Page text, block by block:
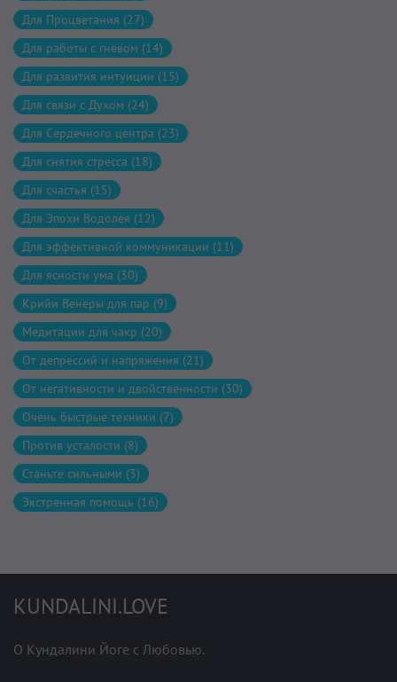
Для Процветания (27)
Для работы с гневом (14)
Для развития интуиции (15)
Для связи с Духом (24)
Для Сердечного центра (23)
Для снятия стресса (18)
Для счастья (15)
Для Эпохи Водолея (12)
Для эффективной коммуникации (11)
Для ясности ума (30)
Крийи Венеры для пар (9)
Медитации для чакр (20)
От депрессий и напряжения (21)
От негативности и двойственности (30)
Очень быстрые техники (7)
Против усталости (8)
Станьте сильными (3)
Экстренная помощь (16)
KUNDALINI.LOVE
О Кундалини Йоге с Любовью.